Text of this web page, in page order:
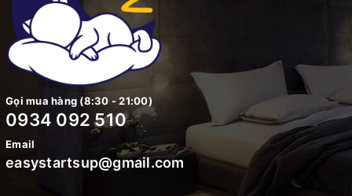
Gọi mua hàng (8:30 - 21:00)
0934 092 510
Email
easystartsup@gmail.com